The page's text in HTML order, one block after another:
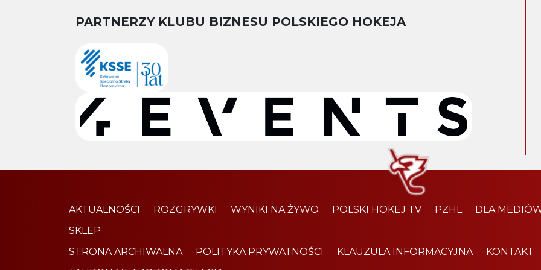
PARTNERZY KLUBU BIZNESU POLSKIEGO HOKEJA
AKTUALNOŚCI ROZGRYWKI WYNIKI NA ŻYWO POLSKI HOKEJ TV PZHL
DLA
SKLEP
STRONA ARCHIWALNA
POLITYKA PRYWATNOŚCI KLAUZULA INFORMACYJNA
KONTAKT